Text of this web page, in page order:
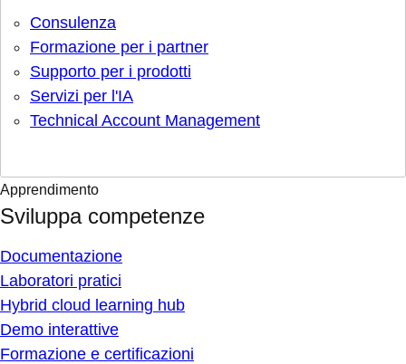
Consulenza
Formazione per i partner
Supporto per i prodotti
Servizi per l'IA
Technical Account Management
Apprendimento
Sviluppa competenze
Documentazione
Laboratori pratici
Hybrid cloud learning hub
Demo interattive
Formazione e certificazioni